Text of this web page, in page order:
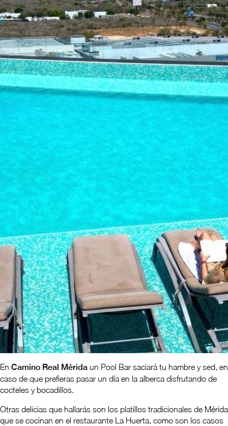
En Camino Real Mérida un Pool Bar saciará tu hambre y sed, en
caso de que prefieras pasar un día en la alberca disfrutando de
cocteles y bocadillos.
Otras delicias que hallarás son los platillos tradicionales de Mérida
que se cocinan en el restaurante La Huerta, como son los casos